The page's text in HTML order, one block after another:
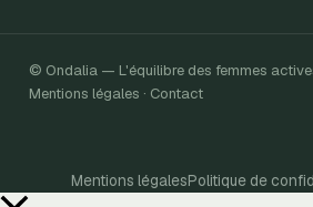
© Ondalia — L'équilibre des femmes
Mentions légales · Contact
Mentions légalesPolitique de